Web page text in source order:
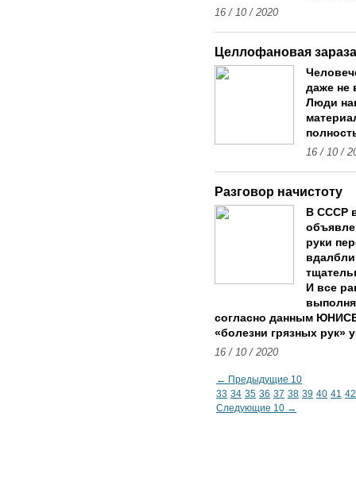
16 / 10 / 2020
Целлофановая зараза
даже не
Люди
16 / 10 /
Разговор начистоту
В СССР
руки
И все
согласно данным
«болезни грязных рук»
16 / 10 / 2020
← Предыдущие 10
33 34 35 36 37 38 39 40 41 42
Следующие 10 →